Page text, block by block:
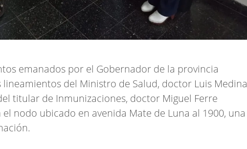
emanados por el Gobernador de la provincia
lineamientos del Ministro de Salud, doctor Luis Medina
titular de Inmunizaciones, doctor Miguel Ferre
nodo ubicado en avenida Mate de Luna al 1900, una